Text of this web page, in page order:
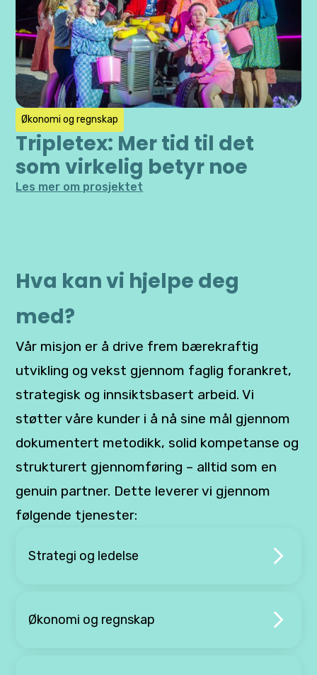
Økonomi og regnskap
Tripletex: Mer tid til det
som virkelig betyr noe
Les mer om prosjektet
Hva kan vi hjelpe deg
med?
Vår misjon er å drive frem bærekraftig
utvikling og vekst gjennom faglig forankret,
strategisk og innsiktsbasert arbeid. Vi
støtter våre kunder i å nå sine mål gjennom
dokumentert metodikk, solid kompetanse og
strukturert gjennomføring – alltid som en
genuin partner. Dette leverer vi gjennom
følgende tjenester:
Strategi og ledelse
Økonomi og regnskap